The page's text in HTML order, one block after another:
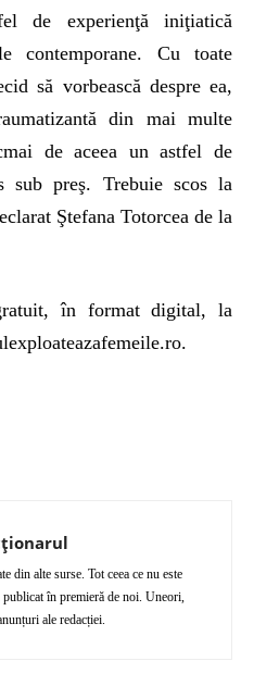
de experienţă iniţiatică
contemporane. Cu toate
să vorbească despre ea,
din mai multe
de aceea un astfel de
sub preş. Trebuie scos la
Ştefana Totorcea de la
în format digital, la
din alte surse. Tot ceea ce nu este
în premieră de noi. Uneori,
ale redacției.